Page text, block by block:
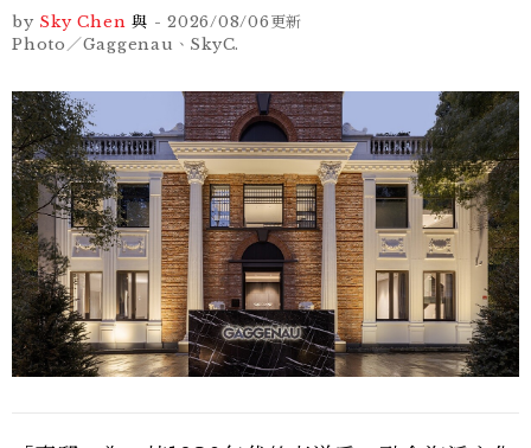
by Sky Chen 與 - 2026/08/06更新
Photo／Gaggenau、SkyC.